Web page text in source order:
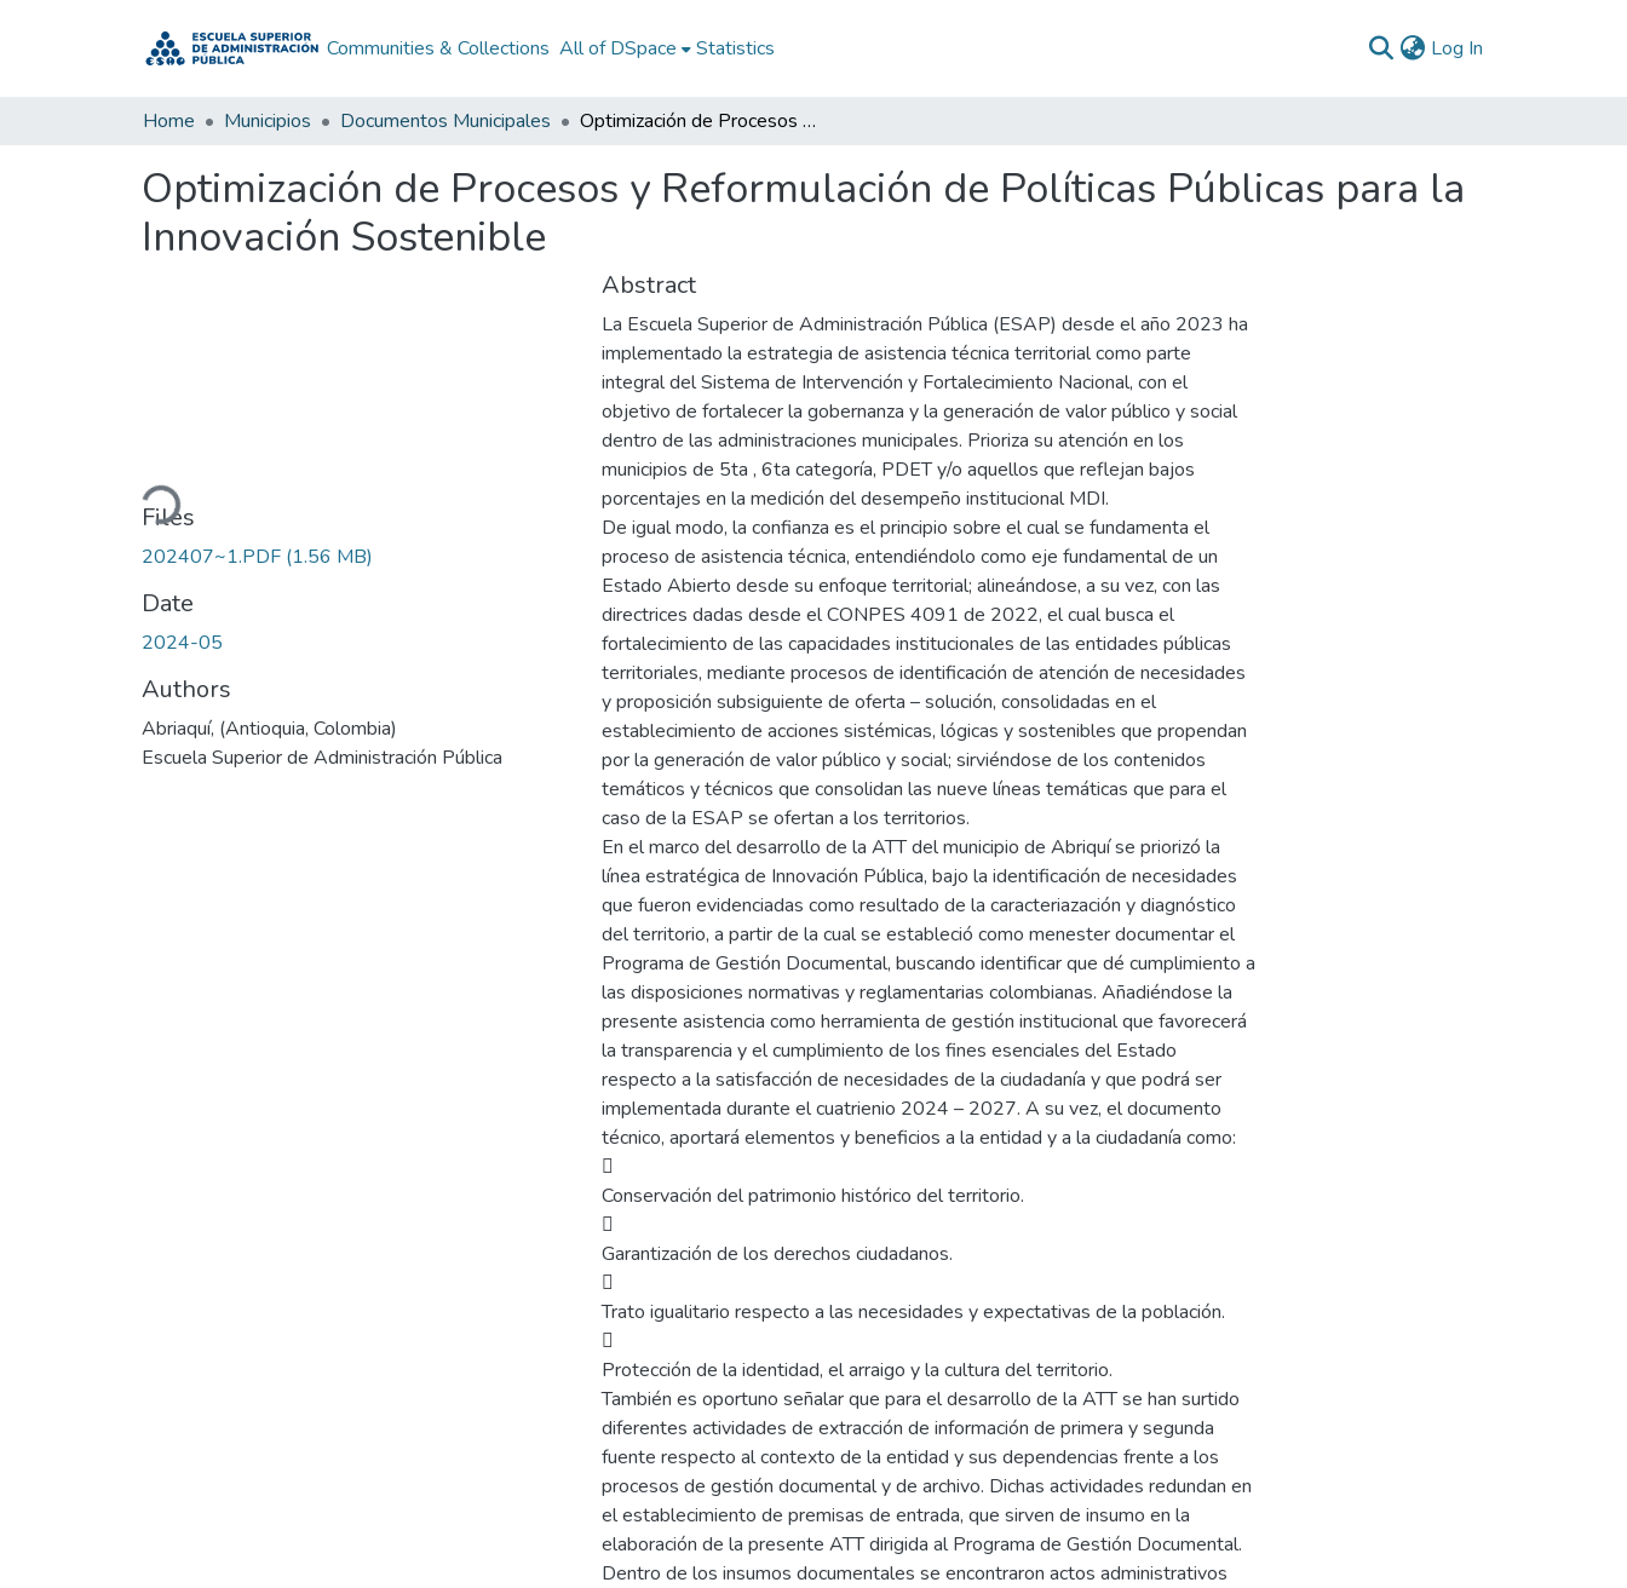
Communities & Collections All of DSpace Statistics Log In
Home Municipios Documentos Municipales Optimización de Procesos y Reformulación de Políticas Públicas para la Innovación Sostenible
Optimización de Procesos y Reformulación de Políticas Públicas para la
Innovación Sostenible
Loading...
Files
202407~1.PDF (1.56 MB)
Date
2024-05
Authors
Abriaquí, (Antioquia, Colombia)
Escuela Superior de Administración Pública
Abstract
La Escuela Superior de Administración Pública (ESAP) desde el año 2023 ha
implementado la estrategia de asistencia técnica territorial como parte
integral del Sistema de Intervención y Fortalecimiento Nacional, con el
objetivo de fortalecer la gobernanza y la generación de valor público y social
dentro de las administraciones municipales. Prioriza su atención en los
municipios de 5ta , 6ta categoría, PDET y/o aquellos que reflejan bajos
porcentajes en la medición del desempeño institucional MDI.
De igual modo, la confianza es el principio sobre el cual se fundamenta el
proceso de asistencia técnica, entendiéndolo como eje fundamental de un
Estado Abierto desde su enfoque territorial; alineándose, a su vez, con las
directrices dadas desde el CONPES 4091 de 2022, el cual busca el
fortalecimiento de las capacidades institucionales de las entidades públicas
territoriales, mediante procesos de identificación de atención de necesidades
y proposición subsiguiente de oferta – solución, consolidadas en el
establecimiento de acciones sistémicas, lógicas y sostenibles que propendan
por la generación de valor público y social; sirviéndose de los contenidos
temáticos y técnicos que consolidan las nueve líneas temáticas que para el
caso de la ESAP se ofertan a los territorios.
En el marco del desarrollo de la ATT del municipio de Abriquí se priorizó la
línea estratégica de Innovación Pública, bajo la identificación de necesidades
que fueron evidenciadas como resultado de la caracteriazación y diagnóstico
del territorio, a partir de la cual se estableció como menester documentar el
Programa de Gestión Documental, buscando identificar que dé cumplimiento a
las disposiciones normativas y reglamentarias colombianas. Añadiéndose la
presente asistencia como herramienta de gestión institucional que favorecerá
la transparencia y el cumplimiento de los fines esenciales del Estado
respecto a la satisfacción de necesidades de la ciudadanía y que podrá ser
implementada durante el cuatrienio 2024 – 2027. A su vez, el documento
técnico, aportará elementos y beneficios a la entidad y a la ciudadanía como:

Conservación del patrimonio histórico del territorio.

Garantización de los derechos ciudadanos.

Trato igualitario respecto a las necesidades y expectativas de la población.

Protección de la identidad, el arraigo y la cultura del territorio.
También es oportuno señalar que para el desarrollo de la ATT se han surtido
diferentes actividades de extracción de información de primera y segunda
fuente respecto al contexto de la entidad y sus dependencias frente a los
procesos de gestión documental y de archivo. Dichas actividades redundan en
el establecimiento de premisas de entrada, que sirven de insumo en la
elaboración de la presente ATT dirigida al Programa de Gestión Documental.
Dentro de los insumos documentales se encontraron actos administrativos